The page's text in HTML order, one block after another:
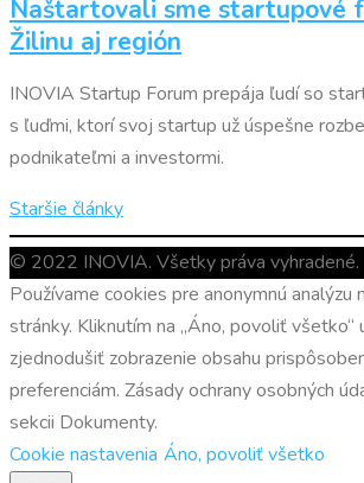
Naštartovali sme startupové
Žilinu aj región
INOVIA Startup Forum prepája ľudí so
s ľuďmi, ktorí svoj startup už úspešne
podnikateľmi a investormi.
Navigácia
v
článkoch
Staršie články
© 2022 INOVIA. Všetky práva vyhradené.
Používame cookies pre anonymnú analýzu
stránky. Kliknutím na „Áno, povoliť všetko“
zjednodušiť zobrazenie obsahu
preferenciám. Zásady ochrany osobných
sekcii Dokumenty.
Cookie nastavenia Áno, povoliť všetko